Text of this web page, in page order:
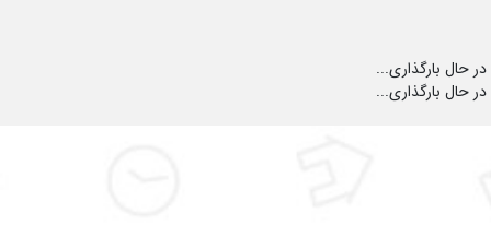
در حال بارگذاری...
در حال بارگذاری...